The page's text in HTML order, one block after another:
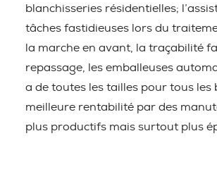
blanchisseries résidentielles;
tâches fastidieuses lors du
la marche en avant, la traçabilité
repassage, les emballeuses
a de toutes les tailles pour tous les
meilleure rentabilité par des
plus productifs mais surtout plus